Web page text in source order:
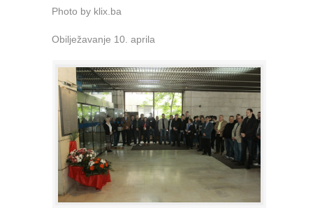
Photo by klix.ba
Obilježavanje 10. aprila